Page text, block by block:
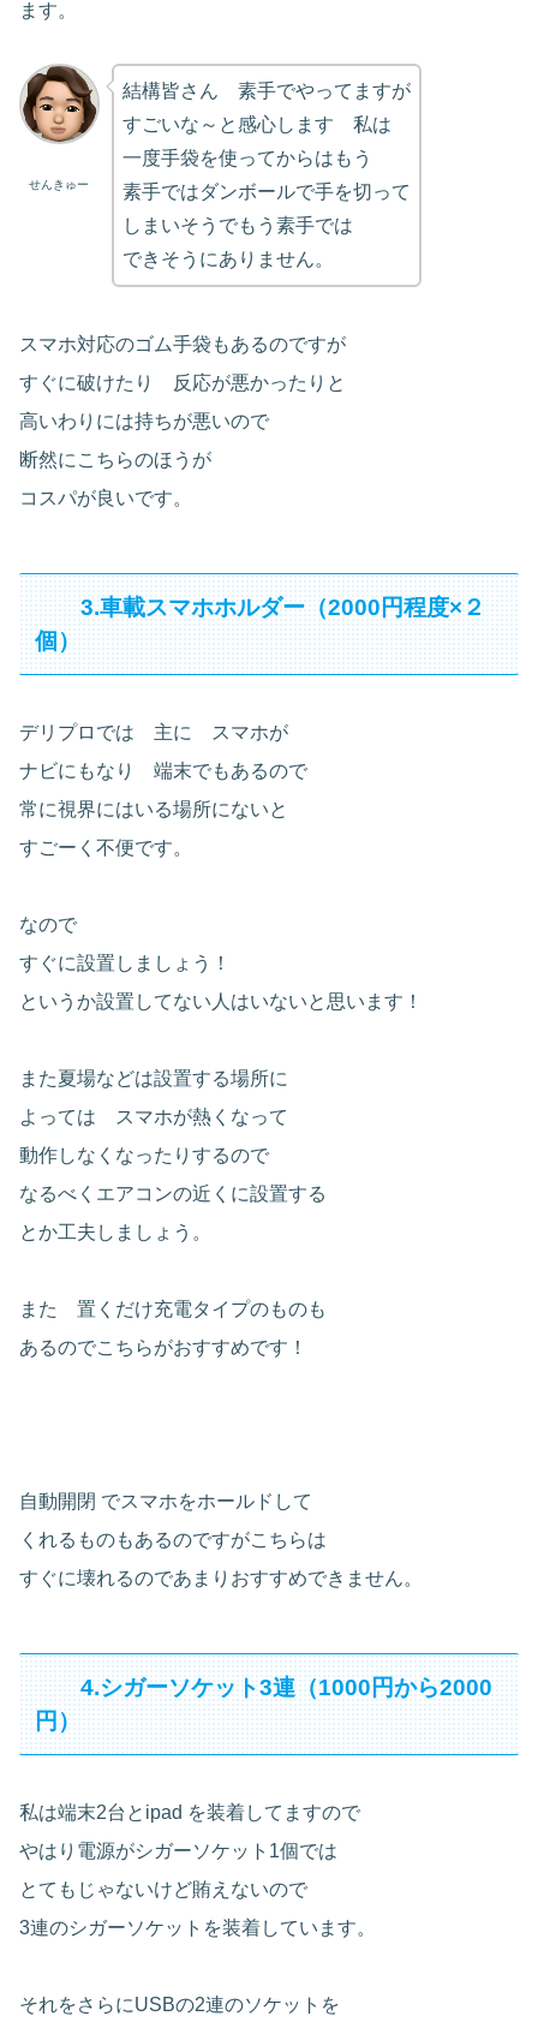
ます。
せんきゅー
結構皆さん 素手でやってますが
すごいな～と感心します 私は
一度手袋を使ってからはもう
素手ではダンボールで手を切って
しまいそうでもう素手では
できそうにありません。
スマホ対応のゴム手袋もあるのですが
すぐに破けたり 反応が悪かったりと
高いわりには持ちが悪いので
断然にこちらのほうが
コスパが良いです。
3.車載スマホホルダー（2000円程度×２
個）
デリプロでは 主に スマホが
ナビにもなり 端末でもあるので
常に視界にはいる場所にないと
すごーく不便です。
なので
すぐに設置しましょう！
というか設置してない人はいないと思います！
また夏場などは設置する場所に
よっては スマホが熱くなって
動作しなくなったりするので
なるべくエアコンの近くに設置する
とか工夫しましょう。
また 置くだけ充電タイプのものも
あるのでこちらがおすすめです！
自動開閉 でスマホをホールドして
くれるものもあるのですがこちらは
すぐに壊れるのであまりおすすめできません。
4.シガーソケット3連（1000円から2000
円）
私は端末2台とipad を装着してますので
やはり電源がシガーソケット1個では
とてもじゃないけど賄えないので
3連のシガーソケットを装着しています。
それをさらにUSBの2連のソケットを